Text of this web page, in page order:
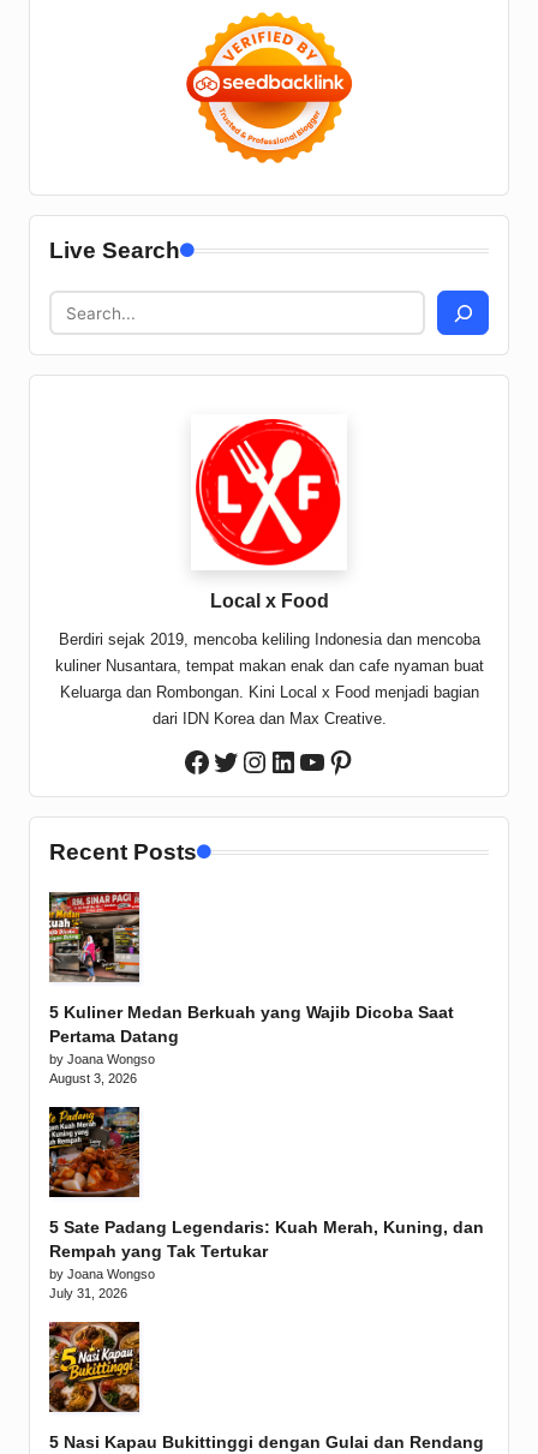
Live Search
Local x Food
Berdiri sejak 2019, mencoba keliling Indonesia dan mencoba
kuliner Nusantara, tempat makan enak dan cafe nyaman buat
Keluarga dan Rombongan. Kini Local x Food menjadi bagian
dari IDN Korea dan Max Creative.
Facebook
Twitter
Instagram
LinkedIn
YouTube
Pinterest
Recent Posts
5 Kuliner Medan Berkuah yang Wajib Dicoba Saat
Pertama Datang
by Joana Wongso
August 3, 2026
5 Sate Padang Legendaris: Kuah Merah, Kuning, dan
Rempah yang Tak Tertukar
by Joana Wongso
July 31, 2026
5 Nasi Kapau Bukittinggi dengan Gulai dan Rendang